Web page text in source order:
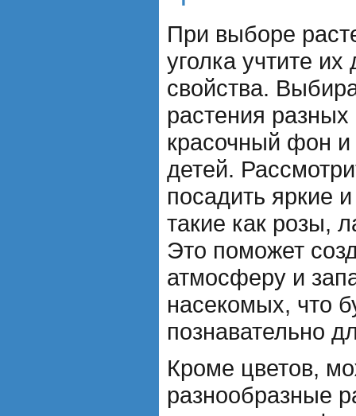
При выборе
уголка учтите
свойства.
растения
красочный фон
детей.
посадить яркие
такие как розы,
Это поможет
атмосферу и
насекомых, что
познавательно
Кроме цветов,
разнообразные